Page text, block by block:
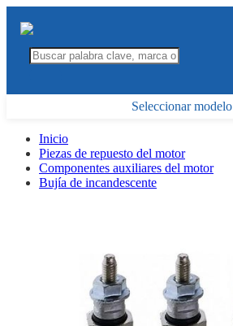
Seleccionar modelo
Inicio
Piezas de repuesto del motor
Componentes auxiliares del motor
Bujía de incandescente